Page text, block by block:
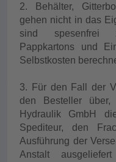
2. Behälter,
gehen nicht in das
sind spesenfrei
Pappkartons und
Selbstkosten
3. Für den Fall der
den Besteller
Hydraulik GmbH
Spediteur, den
Ausführung der
Anstalt